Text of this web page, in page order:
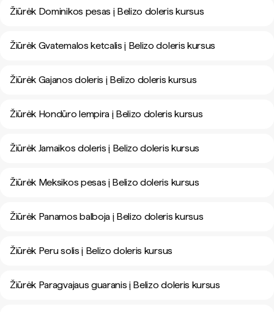
Žiūrėk Dominikos pesas į Belizo doleris kursus
Žiūrėk Gvatemalos ketcalis į Belizo doleris kursus
Žiūrėk Gajanos doleris į Belizo doleris kursus
Žiūrėk Hondūro lempira į Belizo doleris kursus
Žiūrėk Jamaikos doleris į Belizo doleris kursus
Žiūrėk Meksikos pesas į Belizo doleris kursus
Žiūrėk Panamos balboja į Belizo doleris kursus
Žiūrėk Peru solis į Belizo doleris kursus
Žiūrėk Paragvajaus guaranis į Belizo doleris kursus